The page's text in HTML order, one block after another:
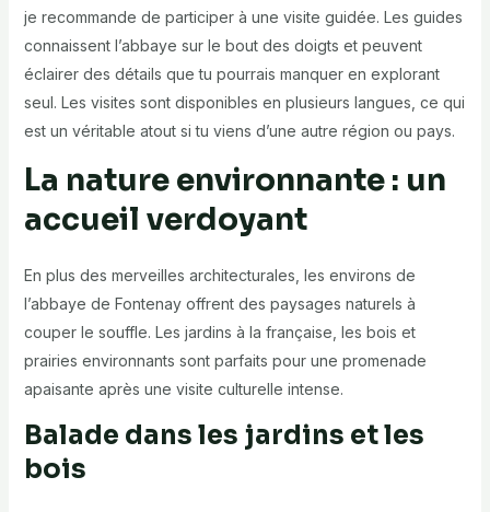
je recommande de participer à une visite guidée. Les guides
connaissent l’abbaye sur le bout des doigts et peuvent
éclairer des détails que tu pourrais manquer en explorant
seul. Les visites sont disponibles en plusieurs langues, ce qui
est un véritable atout si tu viens d’une autre région ou pays.
La nature environnante : un
accueil verdoyant
En plus des merveilles architecturales, les environs de
l’abbaye de Fontenay offrent des paysages naturels à
couper le souffle. Les jardins à la française, les bois et
prairies environnants sont parfaits pour une promenade
apaisante après une visite culturelle intense.
Balade dans les jardins et les
bois